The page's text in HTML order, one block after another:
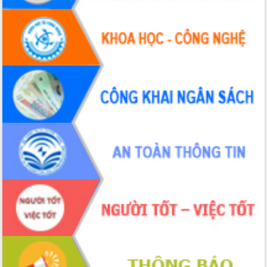
Hội thảo khoa học “Giải pháp thúc đẩy
phát triển nền kinh tế xanh tại tỉnh
Đắk Lắk”
Tăng cường giám sát, đôn đốc thực
hiện nhiệm vụ quản lý tài sản công
hàng tuần
Tháo gỡ những vướng mắc, đẩy mạnh
công tác cải cách thủ tục hành chính
tại Trung tâm Phục vụ hành chính
công tỉnh
Đắk Lắk: Tôn vinh 46 giải pháp tại Hội
thi Sáng tạo Kỹ thuật 2024 - 2025
Đắk Lắk rà soát, điều chỉnh Đề án 190
về phát triển nuôi trồng thủy sản
Phó Chủ tịch UBND tỉnh Đắk Lắk
Trương Công Thái kiểm tra thực địa
Dự án cao tốc Khánh Hòa - Buôn Ma
Thuột
Định vị cà phê Việt Nam như một “di
sản sống” trong dòng chảy toàn cầu